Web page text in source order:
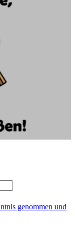
genommen und